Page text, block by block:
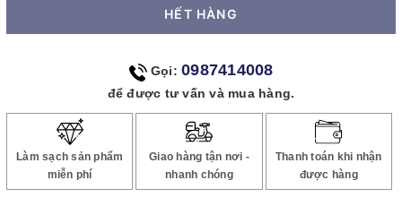
HẾT HÀNG
Gọi: 0987414008
để được tư vấn và mua hàng.
Làm sạch sản phẩm
miễn phí
Giao hàng tận nơi -
nhanh chóng
Thanh toán khi nhận
được hàng